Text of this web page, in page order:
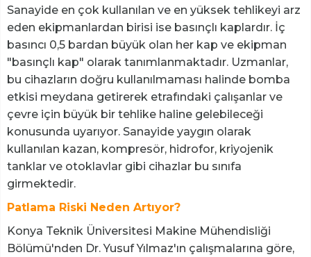
Sanayide en çok kullanılan ve en yüksek tehlikeyi arz
eden ekipmanlardan birisi ise basınçlı kaplardır. İç
basıncı 0,5 bardan büyük olan her kap ve ekipman
"basınçlı kap" olarak tanımlanmaktadır. Uzmanlar,
bu cihazların doğru kullanılmaması halinde bomba
etkisi meydana getirerek etrafındaki çalışanlar ve
çevre için büyük bir tehlike haline gelebileceği
konusunda uyarıyor. Sanayide yaygın olarak
kullanılan kazan, kompresör, hidrofor, kriyojenik
tanklar ve otoklavlar gibi cihazlar bu sınıfa
girmektedir.
Patlama Riski Neden Artıyor?
Konya Teknik Üniversitesi Makine Mühendisliği
Bölümü'nden Dr. Yusuf Yılmaz'ın çalışmalarına göre,